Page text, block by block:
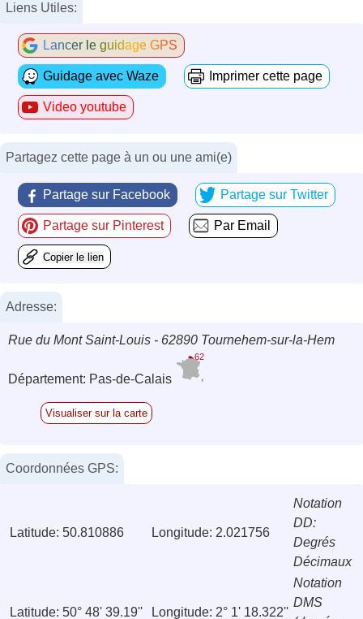
Liens Utiles:
Lancer le guidage GPS
Guidage avec Waze Imprimer cette page
Video youtube
Partagez cette page à un ou une ami(e)
Partage sur Facebook Partage sur Twitter
Partage sur Pinterest Par Email
Copier le lien
Adresse:
Rue du Mont Saint-Louis - 62890 Tournehem-sur-la-Hem
Département: Pas-de-Calais
62
Visualiser sur la carte
Coordonnées GPS:
Latitude: 50.810886 Longitude: 2.021756
Notation
DD:
Degrés
Décimaux
Latitude: 50° 48' 39.19''
Longitude: 2° 1' 18.322''
Notation
DMS